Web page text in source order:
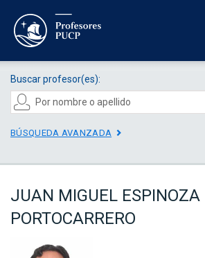
Buscar profesor(es):
BÚSQUEDA AVANZADA
JUAN MIGUEL ESPINOZA
PORTOCARRERO